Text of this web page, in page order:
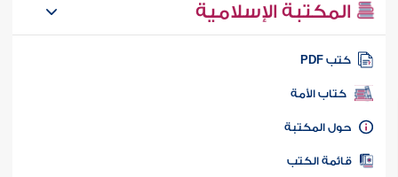
المكتبة الإسلامية
كتب PDF
كتاب الأمة
المكتبة